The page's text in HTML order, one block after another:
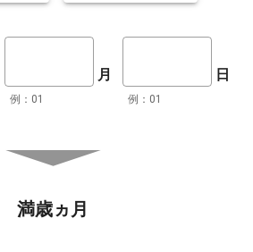
例：01
月
例：01
日
満歳ヵ月